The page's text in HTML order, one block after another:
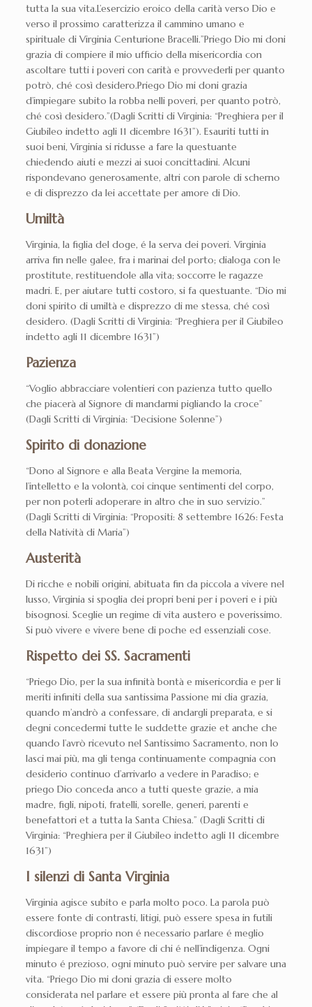
tutta la sua vita.L’esercizio eroico della carità verso Dio e
verso il prossimo caratterizza il cammino umano e
spirituale di Virginia Centurione Bracelli.”Priego Dio mi doni
grazia di compiere il mio ufficio della misericordia con
ascoltare tutti i poveri con carità e provvederli per quanto
potrò, ché così desidero.Priego Dio mi doni grazia
d’impiegare subito la robba nelli poveri, per quanto potrò,
ché così desidero.”(Dagli Scritti di Virginia: “Preghiera per il
Giubileo indetto agli 11 dicembre 1631”). Esauriti tutti in
suoi beni, Virginia si ridusse a fare la questuante
chiedendo aiuti e mezzi ai suoi concittadini. Alcuni
rispondevano generosamente, altri con parole di scherno
e di disprezzo da lei accettate per amore di Dio.
Umiltà
Virginia, la figlia del doge, é la serva dei poveri. Virginia
arriva fin nelle galee, fra i marinai del porto; dialoga con le
prostitute, restituendole alla vita; soccorre le ragazze
madri. E, per aiutare tutti costoro, si fa questuante. “Dio mi
doni spirito di umiltà e disprezzo di me stessa, ché così
desidero. (Dagli Scritti di Virginia: “Preghiera per il Giubileo
indetto agli 11 dicembre 1631”)
Pazienza
“Voglio abbracciare volentieri con pazienza tutto quello
che piacerà al Signore di mandarmi pigliando la croce”
(Dagli Scritti di Virginia: “Decisione Solenne”)
Spirito di donazione
“Dono al Signore e alla Beata Vergine la memoria,
l’intelletto e la volontà, coi cinque sentimenti del corpo,
per non poterli adoperare in altro che in suo servizio.”
(Dagli Scritti di Virginia: “Propositi: 8 settembre 1626: Festa
della Natività di Maria”)
Austerità
Di ricche e nobili origini, abituata fin da piccola a vivere nel
lusso, Virginia si spoglia dei propri beni per i poveri e i più
bisognosi. Sceglie un regime di vita austero e poverissimo.
Si può vivere e vivere bene di poche ed essenziali cose.
Rispetto dei SS. Sacramenti
“Priego Dio, per la sua infinità bontà e misericordia e per li
meriti infiniti della sua santissima Passione mi dia grazia,
quando m’andrò a confessare, di andargli preparata, e si
degni concedermi tutte le suddette grazie et anche che
quando l’avrò ricevuto nel Santissimo Sacramento, non lo
lasci mai più, ma gli tenga continuamente compagnia con
desiderio continuo d’arrivarlo a vedere in Paradiso; e
priego Dio conceda anco a tutti queste grazie, a mia
madre, figli, nipoti, fratelli, sorelle, generi, parenti e
benefattori et a tutta la Santa Chiesa.” (Dagli Scritti di
Virginia: “Preghiera per il Giubileo indetto agli 11 dicembre
1631”)
I silenzi di Santa Virginia
Virginia agisce subito e parla molto poco. La parola può
essere fonte di contrasti, litigi, può essere spesa in futili
discordiose proprio non é necessario parlare é meglio
impiegare il tempo a favore di chi é nell’indigenza. Ogni
minuto é prezioso, ogni minuto può servire per salvare una
vita. “Priego Dio mi doni grazia di essere molto
considerata nel parlare et essere più pronta al fare che al